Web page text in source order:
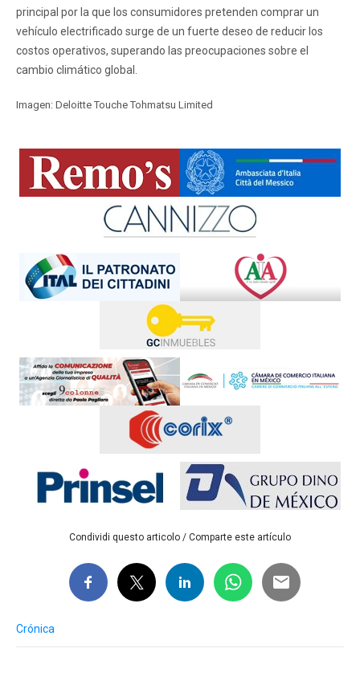
principal por la que los consumidores pretenden comprar un
vehículo electrificado surge de un fuerte deseo de reducir los
costos operativos, superando las preocupaciones sobre el
cambio climático global.
Imagen: Deloitte Touche Tohmatsu Limited
Condividi questo articolo / Comparte este artículo
Crónica